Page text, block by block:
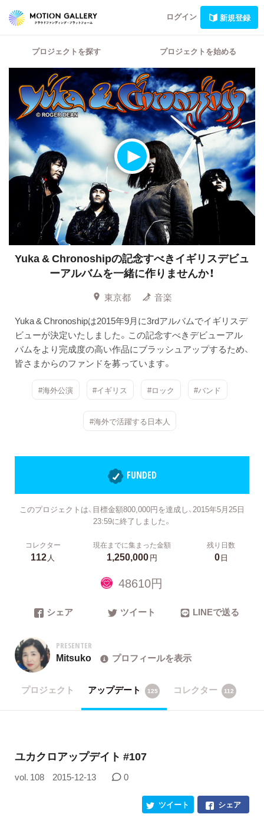
ログイン 新規登録
プロジェクトを探す プロジェクトを始める
Yuka & Chronoshipの記念すべきイギリスデビュ
ーアルバムを一緒に作りませんか！
東京都
音楽
Yuka & Chronoshipは2015年9月に3rdアルバムでイギリスデ
ビューが決定いたしました。この記念すべきデビューアル
バムをより完成度の高い作品にブラッシュアップするため、
皆さまからのファンドを募っています。
#海外公演 #イギリス #ロック #バンド
#海外で活躍する日本人
FUNDED
このプロジェクトは、目標金額800,000円を達成し、2015年5月25日
23:59に終了しました。
コレクター
112人
現在までに集まった金額
1,250,000円
48610円
残り日数
0日
シェア ツイート LINEで送る
PRESENTER
Mitsuko プロフィールを表示
プロジェクト アップデート 125 コレクター 112
ユカクロアップデイト #107
vol. 108 2015-12-13 0
シェア
ツイート